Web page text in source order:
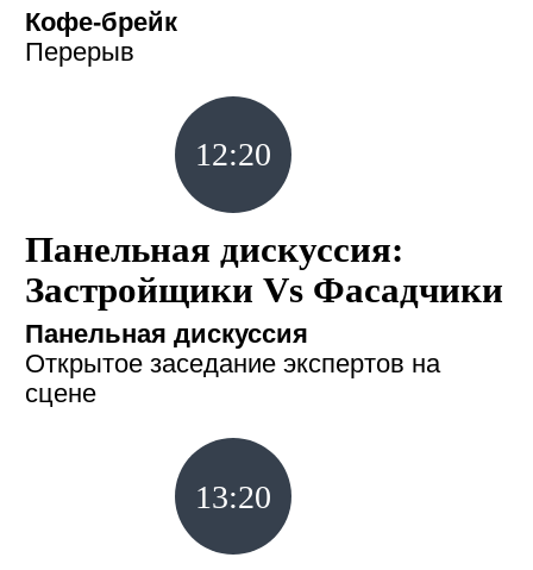
Кофе-брейк
Перерыв
12:20
Панельная дискуссия:
Застройщики Vs Фасадчики
Панельная дискуссия
Открытое заседание экспертов на
сцене
13:20